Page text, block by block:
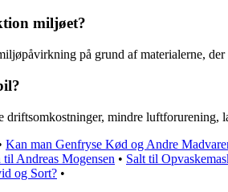
miljøet?
på grund af materialerne,
mindre
Kan man Genfryse Kød og Andre
til Andreas Mogensen • Salt til
og Sort? •